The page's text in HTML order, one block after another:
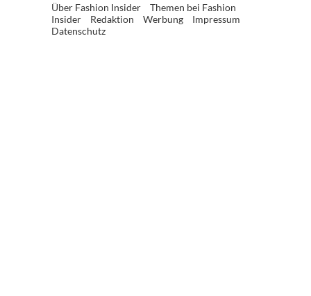
Über Fashion Insider
Themen bei Fashion
Insider
Redaktion Werbung
Impressum
Datenschutz